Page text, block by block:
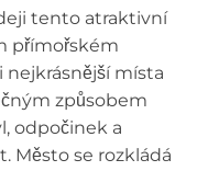
tento atraktivní
přímořském
nejkrásnější místa
způsobem
odpočinek a
Město se rozkládá